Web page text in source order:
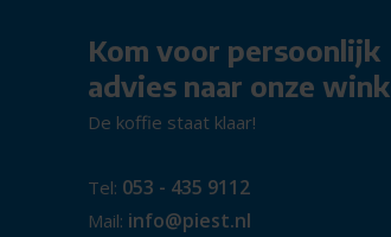
Kom voor persoonlijk
advies naar onze
De koffie staat klaar!
Tel: 053 - 435 9112
Mail: info@piest.nl